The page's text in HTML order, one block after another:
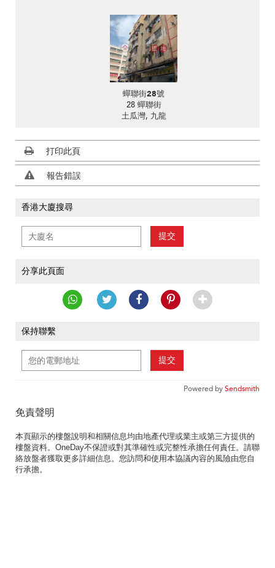
蟬聯街28號
28 蟬聯街
土瓜灣, 九龍
打印此頁
報告錯誤
香港大廈搜尋
提交
分享此頁面
保持聯繫
提交
Powered bySendsmith
免責聲明
本頁顯示的樓盤說明和相關信息均由地產代理或業主或第三方提供的
樓盤資料。OneDay不保證或對其準確性或完整性承擔任何責任。請聯
絡放盤者獲取更多詳細信息。您訪問和使用本協議內容的風險由您自
行承擔。